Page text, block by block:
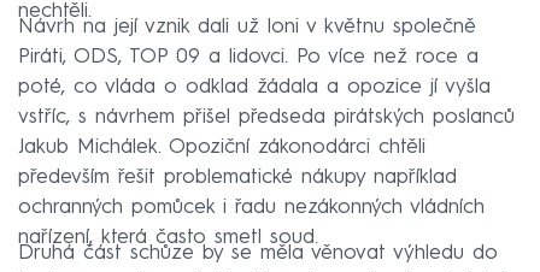
nechtěli.
Návrh na její vznik dali už loni v květnu společně
Piráti, ODS, TOP 09 a lidovci. Po více než roce a
poté, co vláda o odklad žádala a opozice jí vyšla
vstříc, s návrhem přišel předseda pirátských poslanců
Jakub Michálek. Opoziční zákonodárci chtěli
především řešit problematické nákupy například
ochranných pomůcek i řadu nezákonných vládních
nařízení, která často smetl soud.
Druhá část schůze by se měla věnovat výhledu do